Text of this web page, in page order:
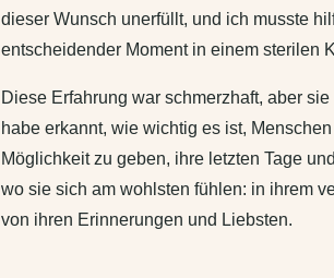
dieser Wunsch unerfüllt, und ich musste
entscheidender Moment in einem sterilen
Diese Erfahrung war schmerzhaft, aber
habe erkannt, wie wichtig es ist,
Möglichkeit zu geben, ihre letzten Tage
wo sie sich am wohlsten fühlen: in ihrem
von ihren Erinnerungen und Liebsten.